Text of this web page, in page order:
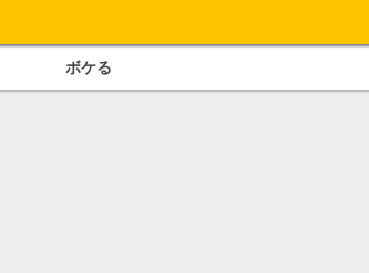
ボケる